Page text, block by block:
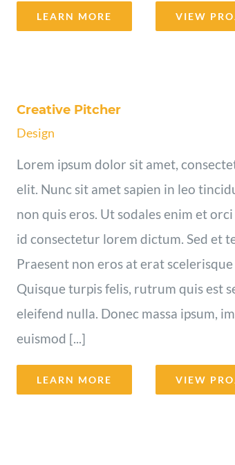
LEARN MORE VIEW
Creative Pitcher
Design
Lorem ipsum dolor sit amet,
elit. Nunc sit amet sapien in leo
non quis eros. Ut sodales enim et
id consectetur lorem dictum. Sed et
Praesent non eros at erat
Quisque turpis felis, rutrum quis est
eleifend nulla. Donec massa ipsum,
euismod [...]
LEARN MORE VIEW